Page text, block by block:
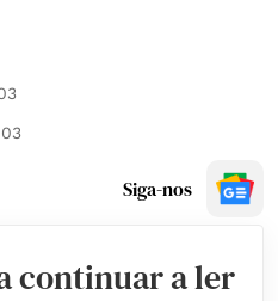
Siga-nos
continuar a ler